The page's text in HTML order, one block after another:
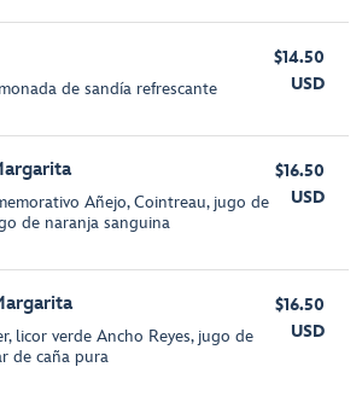
de sandía refrescante
$14.50
USD
Añejo, Cointreau, jugo de
de naranja sanguina
$16.50
USD
licor verde Ancho Reyes, jugo de
de caña pura
$16.50
USD